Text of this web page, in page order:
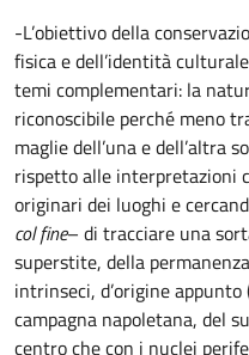
-L’obiettivo della
fisica e dell’identità
temi complementari: la
riconoscibile perché meno
maglie dell’una e dell’altra
rispetto alle interpretazioni
originari dei luoghi e
col fine– di tracciare una
superstite, della
intrinseci, d’origine
campagna napoletana, del
centro che con i nuclei